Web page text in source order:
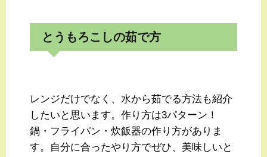
とうもろこしの茹で方
レンジだけでなく、水から茹でる方法も紹介
したいと思います。作り方は3パターン！
鍋・フライパン・炊飯器の作り方がありま
す。自分に合ったやり方でぜひ、美味しいと